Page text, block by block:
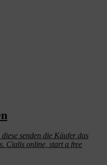
senden die Käufer das
Cialis online, start a free